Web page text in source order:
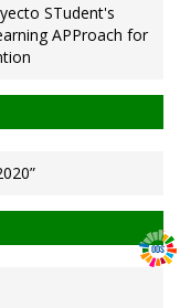
STudent's
APProach for